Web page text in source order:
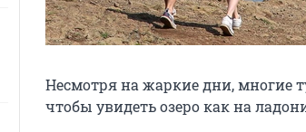
Несмотря на жаркие дни, многие
чтобы увидеть озеро как на